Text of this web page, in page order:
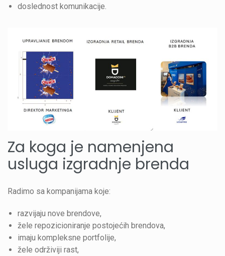
doslednost komunikacije.
Za koga je namenjena
usluga izgradnje brenda
Radimo sa kompanijama koje:
razvijaju nove brendove,
žele repozicioniranje postojećih brendova,
imaju kompleksne portfolije,
žele održiviji rast,